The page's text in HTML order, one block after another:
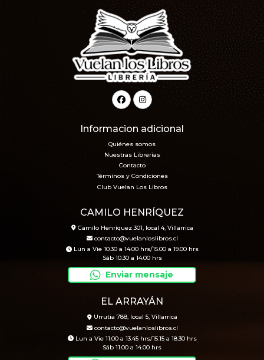
Informacion adicional
Quiénes somos
Nuestras Librerías
Contacto
Términos y Condiciones
Club Vuelan Los Libros
CAMILO HENRÍQUEZ
Camilo Henríquez 301, local 4, Villarrica
contacto@vuelanloslibros.cl
Lun a Vie 10.30 a 14.00 hrs/15.00 a 19.00 hrs
Sáb 10.30 a 14.00 hrs
Enviar mensaje
EL ARRAYÁN
Urrutia 788, local 5, Villarrica
contacto@vuelanloslibros.cl
Lun a Vie 11.00 a 13.45 hrs/15.15 a 18.30 hrs
Sáb 11.00 a 14.00 hrs